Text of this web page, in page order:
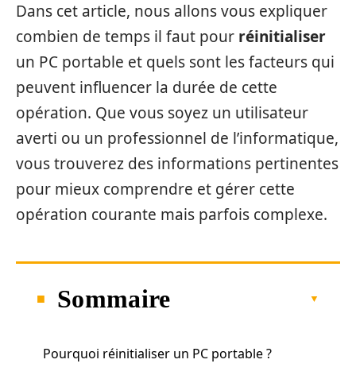
Dans cet article, nous allons vous expliquer
combien de temps il faut pour réinitialiser
un PC portable et quels sont les facteurs qui
peuvent influencer la durée de cette
opération. Que vous soyez un utilisateur
averti ou un professionnel de l’informatique,
vous trouverez des informations pertinentes
pour mieux comprendre et gérer cette
opération courante mais parfois complexe.
Sommaire
Pourquoi réinitialiser un PC portable ?